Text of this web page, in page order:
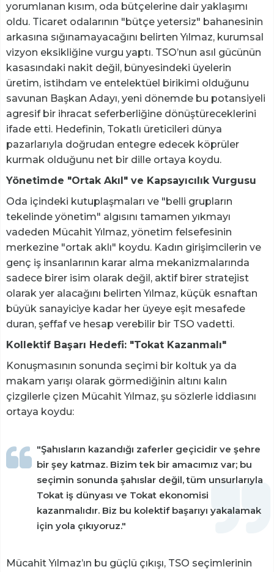
yorumlanan kısım, oda bütçelerine dair yaklaşımı
oldu. Ticaret odalarının "bütçe yetersiz" bahanesinin
arkasına sığınamayacağını belirten Yılmaz, kurumsal
vizyon eksikliğine vurgu yaptı. TSO’nun asıl gücünün
kasasındaki nakit değil, bünyesindeki üyelerin
üretim, istihdam ve entelektüel birikimi olduğunu
savunan Başkan Adayı, yeni dönemde bu potansiyeli
agresif bir ihracat seferberliğine dönüştüreceklerini
ifade etti. Hedefinin, Tokatlı üreticileri dünya
pazarlarıyla doğrudan entegre edecek köprüler
kurmak olduğunu net bir dille ortaya koydu.
Yönetimde "Ortak Akıl" ve Kapsayıcılık Vurgusu
Oda içindeki kutuplaşmaları ve "belli grupların
tekelinde yönetim" algısını tamamen yıkmayı
vadeden Mücahit Yılmaz, yönetim felsefesinin
merkezine "ortak aklı" koydu. Kadın girişimcilerin ve
genç iş insanlarının karar alma mekanizmalarında
sadece birer isim olarak değil, aktif birer stratejist
olarak yer alacağını belirten Yılmaz, küçük esnaftan
büyük sanayiciye kadar her üyeye eşit mesafede
duran, şeffaf ve hesap verebilir bir TSO vadetti.
Kollektif Başarı Hedefi: "Tokat Kazanmalı"
Konuşmasının sonunda seçimi bir koltuk ya da
makam yarışı olarak görmediğinin altını kalın
çizgilerle çizen Mücahit Yılmaz, şu sözlerle iddiasını
ortaya koydu:
"Şahısların kazandığı zaferler geçicidir ve şehre
bir şey katmaz. Bizim tek bir amacımız var; bu
seçimin sonunda şahıslar değil, tüm unsurlarıyla
Tokat iş dünyası ve Tokat ekonomisi
kazanmalıdır. Biz bu kolektif başarıyı yakalamak
için yola çıkıyoruz."
Mücahit Yılmaz’ın bu güçlü çıkışı, TSO seçimlerinin